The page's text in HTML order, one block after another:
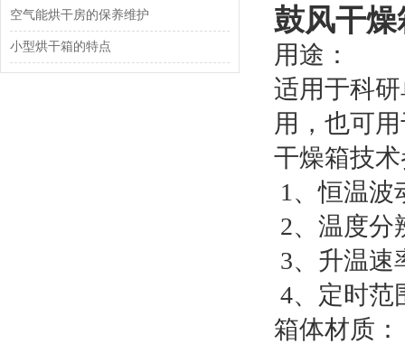
空气能烘干房的保养维护
小型烘干箱的特点
鼓风干燥
用途：
适用于科
用，也可
干燥箱技
1、恒温
2、温度
3、升温速
4、定时范
箱体材质：